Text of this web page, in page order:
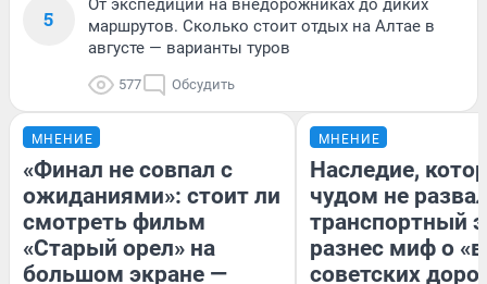
5
От экспедиций на внедорожниках до диких
маршрутов. Сколько стоит отдых на Алтае в
августе — варианты туров
577 Обсудить
МНЕНИЕ
«Финал не совпал с
ожиданиями»: стоит ли
смотреть фильм
«Старый орел» на
большом экране —
МНЕНИЕ
Наследие,
чудом не
транспортный
разнес миф о
советских